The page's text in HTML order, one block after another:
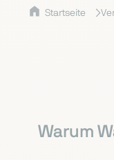
Startseite
Warum